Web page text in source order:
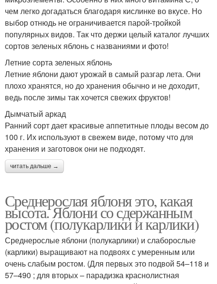
чем легко догадаться благодаря кислинке во вкусе. Но
выбор отнюдь не ограничивается парой-тройкой
популярных видов. Так что держи целый каталог лучших
сортов зеленых яблонь с названиями и фото!
Летние сорта зеленых яблонь
Летние яблони дают урожай в самый разгар лета. Они
плохо хранятся, но до хранения обычно и не доходит,
ведь после зимы так хочется свежих фруктов!
Дымчатый аркад
Ранний сорт дает красивые аппетитные плоды весом до
100 г. Их используют в свежем виде, потому что для
хранения и заготовок они не подходят.
читать дальше →
Среднерослая яблоня это, какая
высота. Яблони со сдержанным
ростом (полукарлики и карлики)
Среднерослые яблони (полукарлики) и слаборослые
(карлики) выращивают на подвоях с умеренным или
очень слабым ростом. (Для первых это подвой 54–118 и
57–490 ; для вторых – парадизка краснолистная